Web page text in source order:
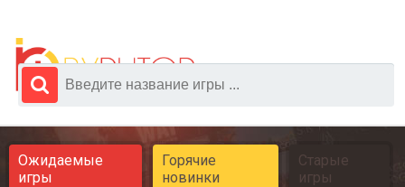
Ожидаемые
игры
Горячие
новинки
Старые
игры